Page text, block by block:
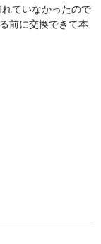
ていなかったので
前に交換できて本